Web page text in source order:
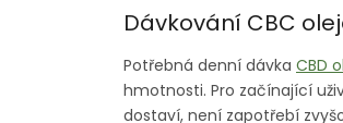
Dávkování CBC
Potřebná denní dávka CBD
hmotnosti. Pro začínající
dostaví, není zapotřebí